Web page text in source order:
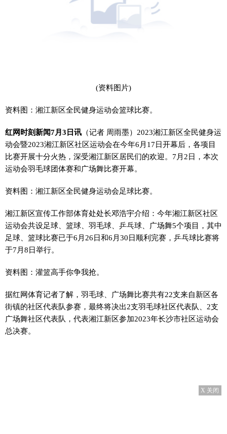
(资料图片)
资料图：湘江新区全民健身运动会篮球比赛。
红网时刻新闻7月3日讯 （记者 周雨墨）2023湘江新区全民健身运
动会暨2023湘江新区社区运动会在今年6月17日开幕后，各项目
比赛开展十分火热，深受湘江新区居民们的欢迎。7月2日，本次
运动会羽毛球团体赛和广场舞比赛开幕。
资料图：湘江新区全民健身运动会足球比赛。
湘江新区宣传工作部体育处处长邓浩宇介绍：今年湘江新区社区
运动会共设足球、篮球、羽毛球、乒乓球、广场舞5个项目，其中
足球、篮球比赛已于6月26日和6月30日顺利完赛，乒乓球比赛将
于7月8日举行。
资料图：灌篮高手你争我抢。
据红网体育记者了解，羽毛球、广场舞比赛共有22支来自新区各
街镇的社区代表队参赛，最终将决出2支羽毛球社区代表队、2支
广场舞社区代表队，代表湘江新区参加2023年长沙市社区运动会
总决赛。
X 关闭